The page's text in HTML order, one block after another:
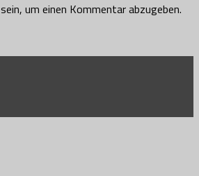
sein, um einen Kommentar abzugeben.